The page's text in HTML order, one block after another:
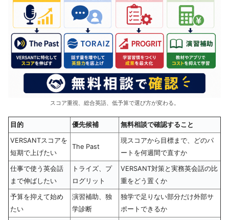
スコア重視、総合英語、低予算で選び方が変わる。
目的 優先候補 無料相談で確認すること
VERSANTスコアを
短期で上げたい
The Past
現スコアから目標まで、どのパ
ートを何週間で直すか
仕事で使う英会話
まで伸ばしたい
トライズ、プ
ログリット
VERSANT対策と実務英会話の比
重をどう置くか
予算を抑えて始め
たい
演習補助、独
学診断
独学で足りない部分だけ外部サ
ポートできるか